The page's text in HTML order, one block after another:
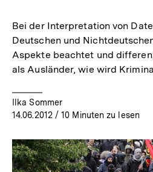
Bei der Interpretation von
Deutschen und
Aspekte beachtet und
als Ausländer, wie wird
Ilka Sommer
14.06.2012/ 10 Minuten zu lesen